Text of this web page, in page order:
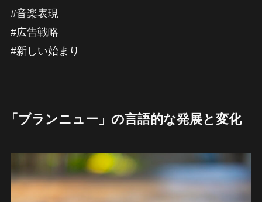
#音楽表現
#広告戦略
#新しい始まり
「ブランニュー」の言語的な発展と変化